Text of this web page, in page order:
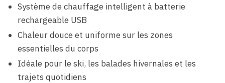
Système de chauffage intelligent à batterie
rechargeable USB
Chaleur douce et uniforme sur les zones
essentielles du corps
Idéale pour le ski, les balades hivernales et les
trajets quotidiens